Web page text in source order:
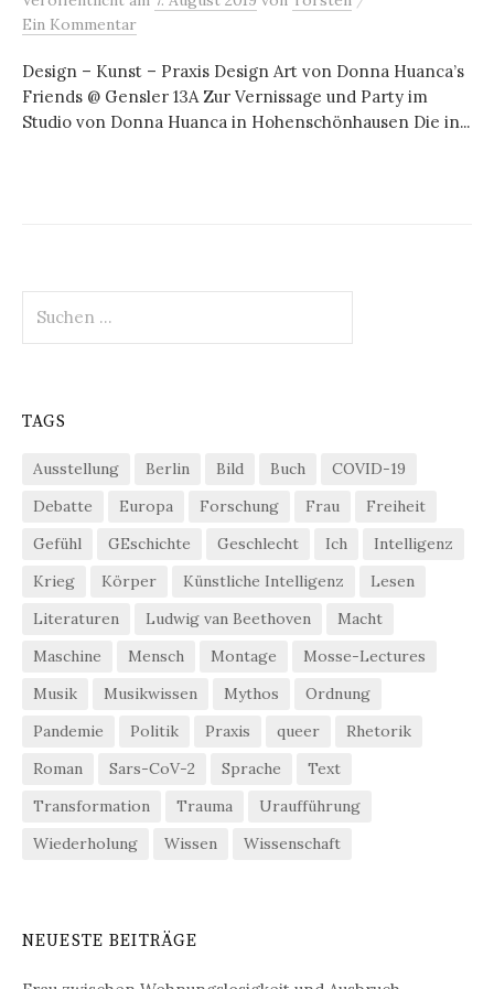
Ein Kommentar
Design – Kunst – Praxis Design Art von Donna Huanca’s
Friends @ Gensler 13A Zur Vernissage und Party im
Studio von Donna Huanca in Hohenschönhausen Die in...
nach:
TAGS
Ausstellung Berlin Bild Buch
COVID-19
Debatte
Europa Forschung Frau
Freiheit
Gefühl
GEschichte Geschlecht Ich
Intelligenz
Krieg
Körper Künstliche Intelligenz
Lesen
Literaturen
Ludwig van Beethoven
Macht
Maschine
Mensch Montage
Mosse-Lectures
Musik
Musikwissen Mythos
Ordnung
Pandemie
Politik Praxis queer
Rhetorik
Roman
Sars-CoV-2 Sprache
Text
Transformation
Trauma
Uraufführung
Wiederholung
Wissen Wissenschaft
NEUESTE BEITRÄGE